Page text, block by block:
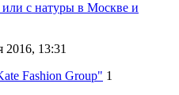
или с натуры в Москве и
2016, 13:31
Fashion Group" 1